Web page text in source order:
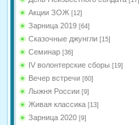
Акции ЗОЖ [12]
Зарница 2019 [64]
Сказочные джунгли [15]
Семинар [36]
IV волонтерские сборы [19]
Вечер встречи [60]
Лыжня России [9]
Живая классика [13]
Зарница 2020 [9]